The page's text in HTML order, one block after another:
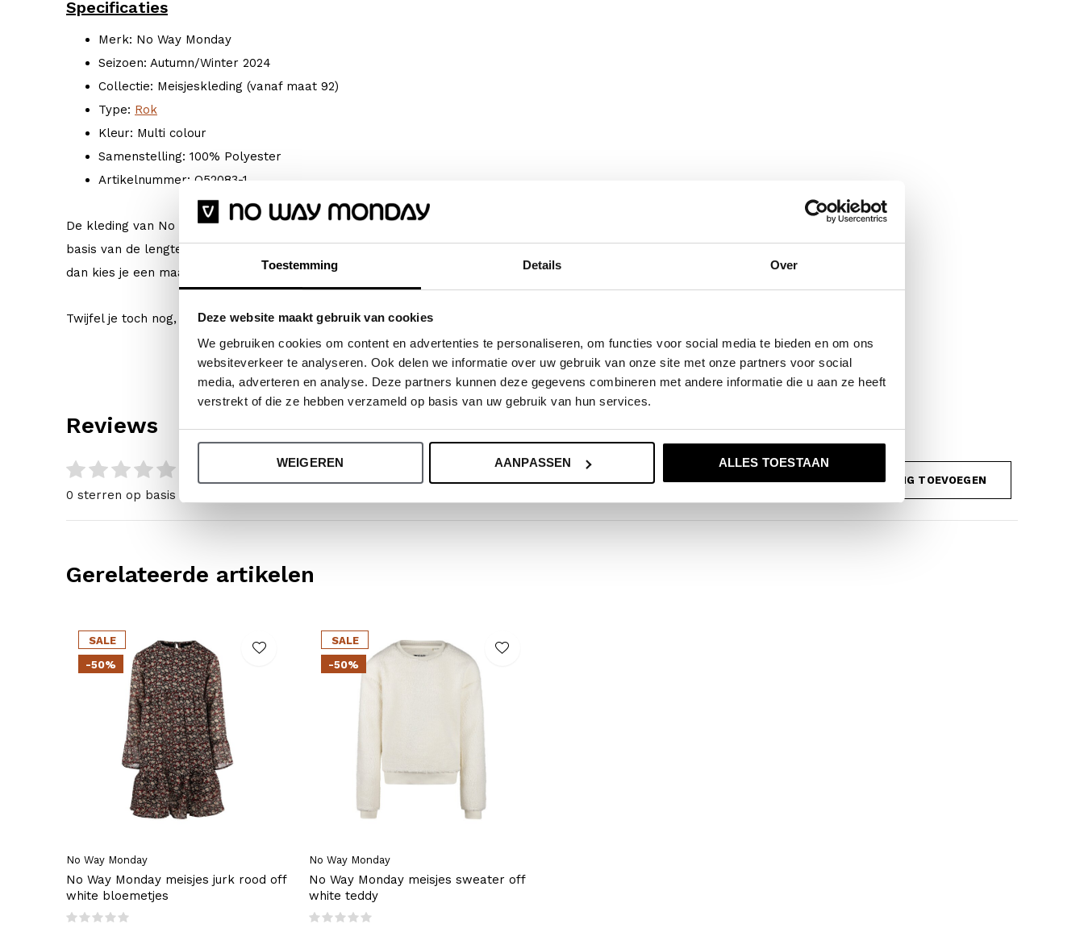
Toestemming Details Over
Deze website maakt gebruik van cookies
We gebruiken cookies om content en advertenties te personaliseren, om functies voor social media te bieden en om ons
websiteverkeer te analyseren. Ook delen we informatie over uw gebruik van onze site met onze partners voor social
media, adverteren en analyse. Deze partners kunnen deze gegevens combineren met andere informatie die u aan ze heeft
verstrekt of die ze hebben verzameld op basis van uw gebruik van hun services.
WEIGEREN AANPASSEN ALLES TOESTAAN
Specificaties
Merk: No Way Monday
Seizoen: Autumn/Winter 2024
Collectie: Meisjeskleding (vanaf maat 92)
Type: Rok
Kleur: Multi colour
Samenstelling: 100% Polyester
Artikelnummer: Q52083-1
De kleding van No Way Monday valt op maat. We raden aan om de maat te kiezen op
basis van de lengte van je kind. Maar geeft je kind de voorkeur aan wat wijder of langer,
dan kies je een maat groter. Het belangrijkste is: Do what makes him or her happy!
Twijfel je toch nog, klik danhiervoor onze maattabel.
Reviews
0 sterren op basis van 0 beoordelingen
JE BEOORDELING TOEVOEGEN
Gerelateerde artikelen
SALE
-50%
No Way Monday
No Way Monday meisjes jurk rood off
white bloemetjes
SALE
-50%
No Way Monday
No Way Monday meisjes sweater off
white teddy